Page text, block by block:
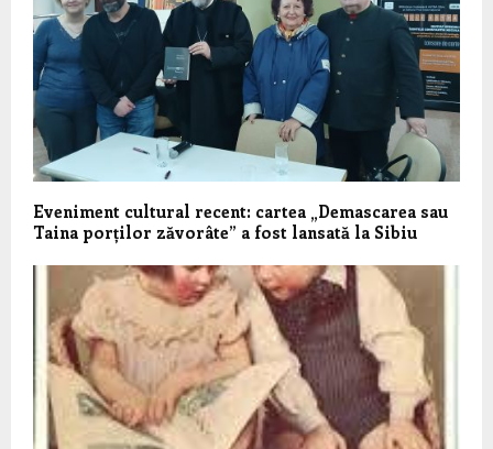
Eveniment cultural recent: cartea „Demascarea sau
Taina porților zăvorâte” a fost lansată la Sibiu